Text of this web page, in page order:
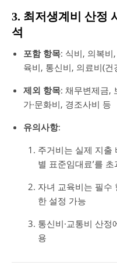
3. 최저생계비 산정
석
포함 항목: 식비, 의복비
육비, 통신비, 의료비(
제외 항목: 채무변제금,
가·문화비, 경조사비 등
유의사항:
주거비는 실제 지출
별 표준임대료’를
자녀 교육비는 필수
한 설정 가능
통신비·교통비 산
용